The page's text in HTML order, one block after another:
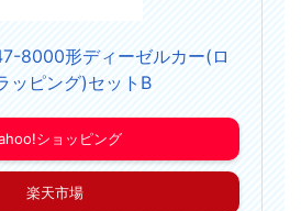
8000形ディーゼルカー(ロ
ッピング)セットB
ショッピング
楽天市場